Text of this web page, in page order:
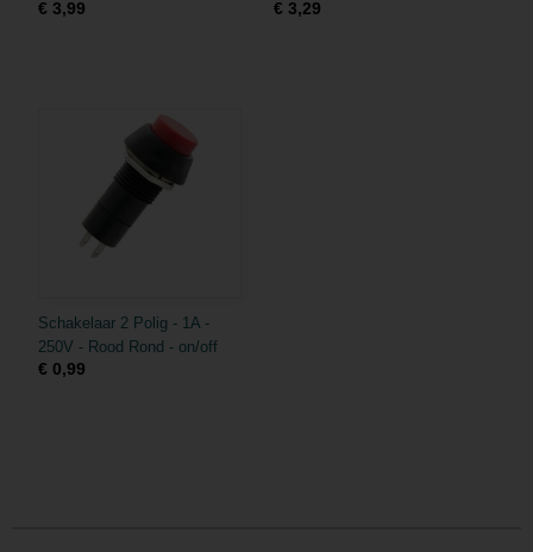
€ 3,99 € 3,29
Schakelaar 2 Polig - 1A -
250V - Rood Rond - on/off
€ 0,99